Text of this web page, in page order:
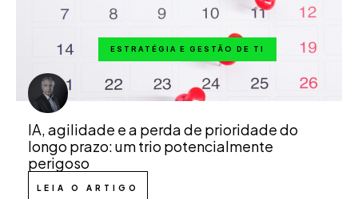
ESTRATÉGIA E GESTÃO DE TI
IA, agilidade e a perda de prioridade do
longo prazo: um trio potencialmente
perigoso
LEIA O ARTIGO